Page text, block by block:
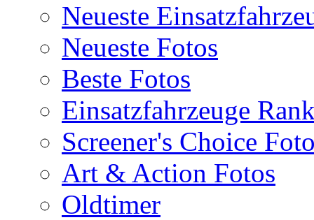
Neueste
Neueste Fotos
Beste Fotos
Einsatzfahrzeuge
Screener's Choice
Art & Action Fotos
Oldtimer